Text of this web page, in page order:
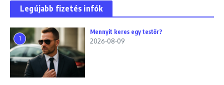
Legújabb fizetés infók
1
Mennyit keres egy testőr?
2026-08-09